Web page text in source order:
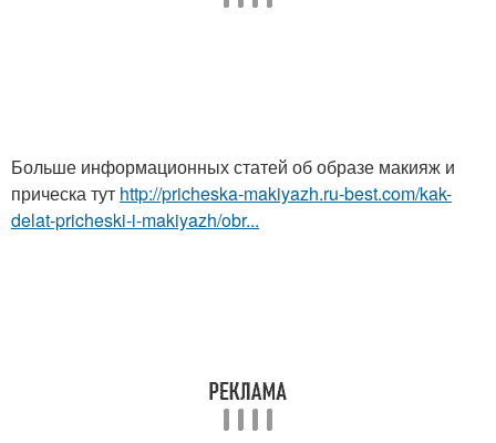
Больше информационных статей об образе макияж и
прическа тут http://pricheska-makiyazh.ru-best.com/kak-
delat-pricheski-i-makiyazh/obr...